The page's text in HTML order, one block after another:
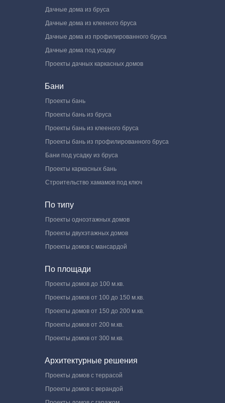
Дачные дома из бруса
Дачные дома из клееного бруса
Дачные дома из профилированного бруса
Дачные дома под усадку
Проекты дачных каркасных домов
Бани
Проекты бань
Проекты бань из бруса
Проекты бань из клееного бруса
Проекты бань из профилированного бруса
Бани под усадку из бруса
Проекты каркасных бань
Строительство хамамов под ключ
По типу
Проекты одноэтажных домов
Проекты двухэтажных домов
Проекты домов с мансардой
По площади
Проекты домов до 100 м.кв.
Проекты домов от 100 до 150 м.кв.
Проекты домов от 150 до 200 м.кв.
Проекты домов от 200 м.кв.
Проекты домов от 300 м.кв.
Архитектурные решения
Проекты домов с террасой
Проекты домов с верандой